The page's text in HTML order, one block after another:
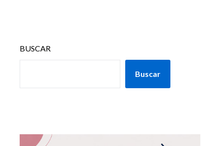
BUSCAR
Buscar